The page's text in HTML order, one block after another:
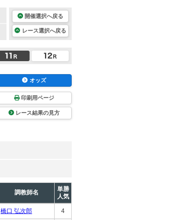
開催選択へ戻る
レース選択へ戻る
オッズ
印刷用ページ
レース結果の見方
調教師名
単勝
人気
橋口 弘次郎 4